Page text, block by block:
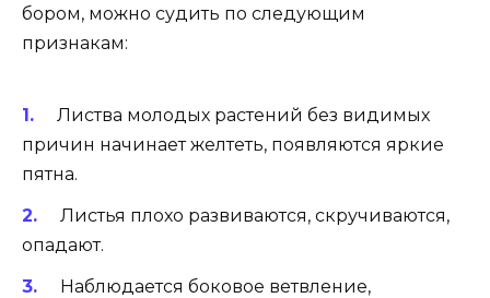
бором, можно судить по следующим
признакам:
Листва молодых растений без видимых
причин начинает желтеть, появляются яркие
пятна.
Листья плохо развиваются, скручиваются,
опадают.
Наблюдается боковое ветвление,